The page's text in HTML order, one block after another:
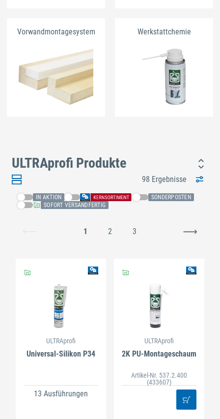
Vorwandmontagesystem Werkstattchemie
ULTRAprofi Produkte
98 Ergebnisse
IN AKTION
SONDERPOSTEN
SOFORT VERSANDFERTIG
1 2 3
ULTRAprofi
Universal-Silikon P34
13 Ausführungen
ULTRAprofi
2K PU-Montageschaum
Artikel-Nr. 537.2.400
(433607)